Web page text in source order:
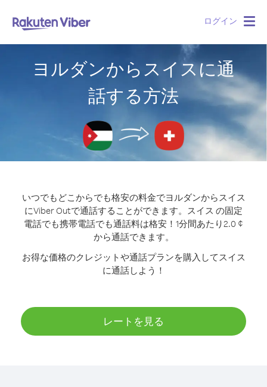
ログイン
ヨルダンからスイスに通
話する方法
いつでもどこからでも格安の料金でヨルダンからスイス
にViber Outで通話することができます。 スイス の固定
電話でも携帯電話でも通話料は格安！1分間あたり2.0 ¢
から通話できます。
お得な価格のクレジットや通話プランを購入してスイス
に通話しよう！
レートを見る